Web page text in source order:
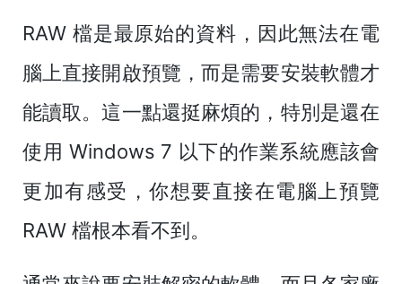
RAW 檔是最原始的資料，因此無法在電
腦上直接開啟預覽，而是需要安裝軟體才
能讀取。這一點還挺麻煩的，特別是還在
使用 Windows 7 以下的作業系統應該會
更加有感受，你想要直接在電腦上預覽
RAW 檔根本看不到。